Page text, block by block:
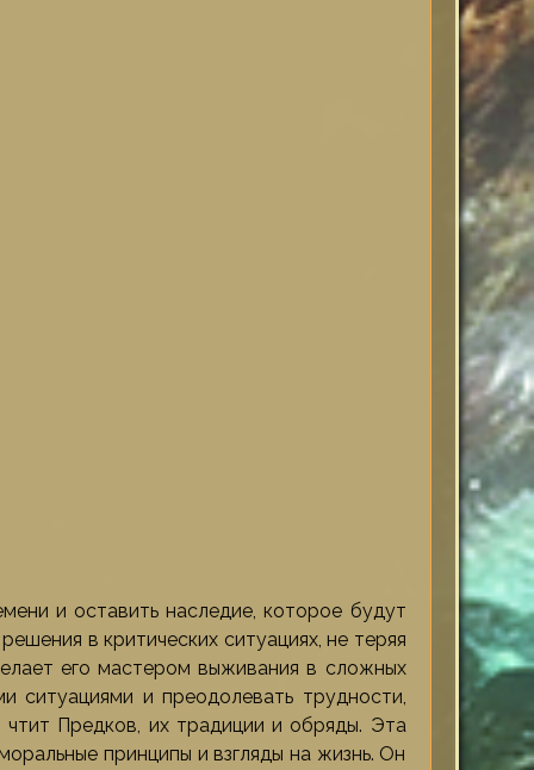
и оставить наследие, которое будут
в критических ситуациях, не теряя
его мастером выживания в сложных
ситуациями и преодолевать трудности,
чтит Предков, их традиции и обряды. Эта
принципы и взгляды на жизнь. Он